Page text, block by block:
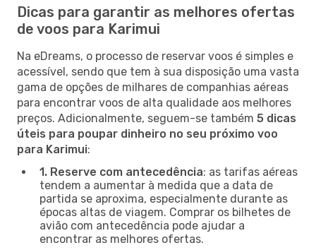
Dicas para garantir as melhores ofertas
de voos para Karimui
Na eDreams, o processo de reservar voos é simples e
acessível, sendo que tem à sua disposição uma vasta
gama de opções de milhares de companhias aéreas
para encontrar voos de alta qualidade aos melhores
preços. Adicionalmente, seguem-se também 5 dicas
úteis para poupar dinheiro no seu próximo voo
para Karimui:
1. Reserve com antecedência: as tarifas aéreas
tendem a aumentar à medida que a data de
partida se aproxima, especialmente durante as
épocas altas de viagem. Comprar os bilhetes de
avião com antecedência pode ajudar a
encontrar as melhores ofertas.